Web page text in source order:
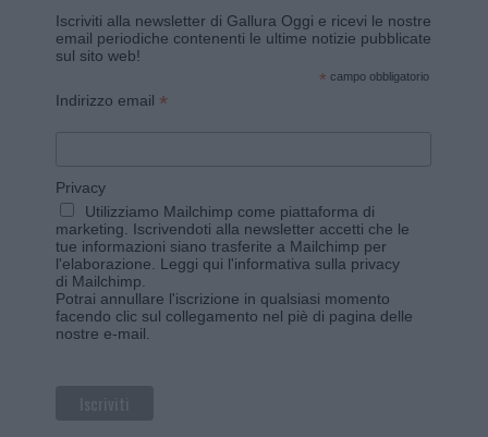
Iscriviti alla newsletter di Gallura Oggi e ricevi le nostre
email periodiche contenenti le ultime notizie pubblicate
sul sito web!
* campo obbligatorio
Indirizzo email *
Privacy
Utilizziamo Mailchimp come piattaforma di
marketing. Iscrivendoti alla newsletter accetti che le
tue informazioni siano trasferite a Mailchimp per
l'elaborazione. Leggi qui l'informativa sulla privacy
di Mailchimp
Potrai annullare l'iscrizione in qualsiasi momento
facendo clic sul collegamento nel piè di pagina delle
nostre e-mail.